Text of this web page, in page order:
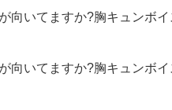
向いてますか?胸キュンボ
向いてますか?胸キュンボ